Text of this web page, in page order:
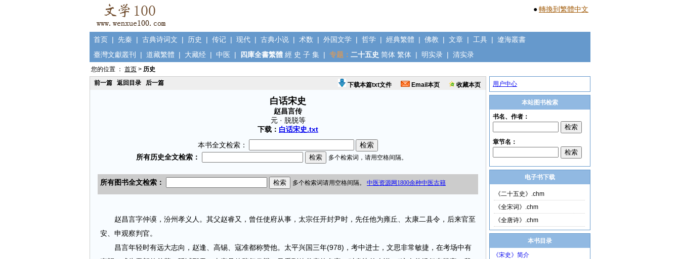
●轉換到繁體中文
首页 | 先秦 | 古典诗词文 | 历史 | 传记 | 现代 | 古典小说 | 术数 | 外国文学 | 哲学 | 經典繁體 | 佛教 | 文章 | 工具 | 遼海叢書
臺灣文獻叢刊
| 道藏繁體 | 大藏经 | 中医 | 四庫全書繁體 經 史 子 集 | 专题： 二十五史 简体 繁体 | 明实录 | 清实录
您的位置 ： 首页 > 历史
前一篇
返回目录 后一篇 下载本篇txt文件 Email本页 收藏本页
白话宋史
赵昌言传
元 · 脱脱等
下载： 白话宋史.txt
本书全文检索：
赵昌言字仲谟，汾州孝义人。其父赵睿又，曾任使府从事，太宗任开封尹时，先任他为雍丘、太康二县令，后来官至
安、申观察判官。
昌言年轻时有远大志向，赵逢、高锡、寇准都称赞他。太平兴国三年(978)，考中进士，文思非常敏捷，在考场中有
用户中心
本站图书检索
电子书下载
《二十五史》.chm
《全宋词》.chm
《全唐诗》.chm
本书目录
《宋史》简介